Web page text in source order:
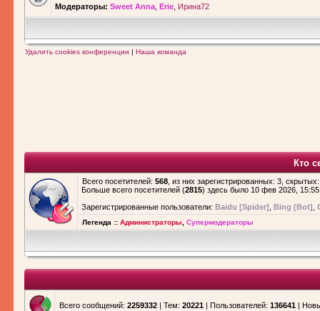
Модераторы: Sweet Anna Erie Ирина72
Удалить cookies конференции | Наша команда
Кто
Всего посетителей: 568 , из них зарегистрированных: 3,
Больше всего посетителей (2815) здесь было 10 фев 2026, 15:55
Зарегистрированные пользователи: Baidu [Spider] Bing [Bot]
Легенда :: Администраторы Супермодераторы
Всего сообщений: 2259332 | Тем: 20221 | Пользователей: 136641 |